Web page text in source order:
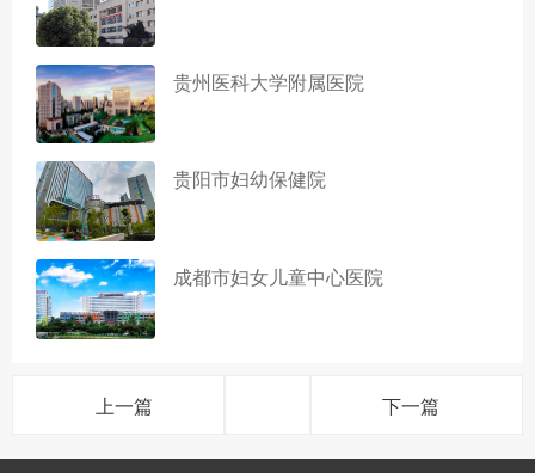
贵州医科大学附属医院
贵阳市妇幼保健院
成都市妇女儿童中心医院
上一篇 下一篇